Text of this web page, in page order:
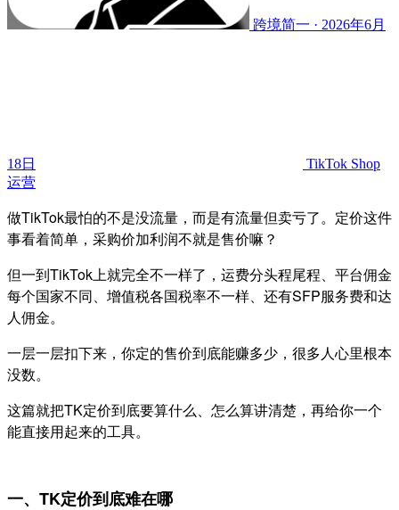
跨境简一 · 2026年6月
18日
TikTok Shop
运营
做TikTok最怕的不是没流量，而是有流量但卖亏了。 定价这件
事看着简单，采购价加利润不就是售价嘛？
但一到TikTok上就完全不一样了，运费分头程尾程、平台佣金
每个国家不同、增值税各国税率不一样、还有SFP服务费和达
人佣金。
一层一层扣下来，你定的售价到底能赚多少，很多人心里根本
没数。
这篇就把TK定价到底要算什么、怎么算讲清楚，再给你一个
能直接用起来的工具。
一、TK定价到底难在哪